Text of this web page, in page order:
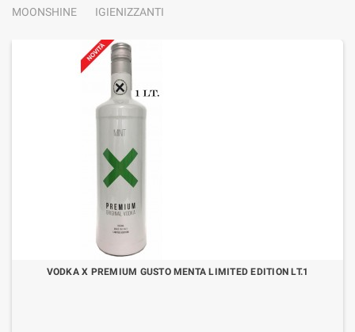
MOONSHINE
IGIENIZZANTI
VODKA X PREMIUM GUSTO MENTA LIMITED EDITION LT.1